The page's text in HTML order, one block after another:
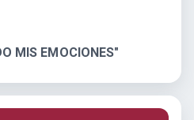
MIS EMOCIONES"